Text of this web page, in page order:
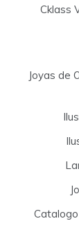
Cklass
Joyas de